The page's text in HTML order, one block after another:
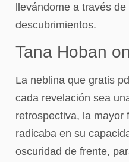
llevándome a través
descubrimientos.
Tana Hoban
La neblina que gratis
cada revelación sea
retrospectiva, la mayor
radicaba en su
oscuridad de frente,